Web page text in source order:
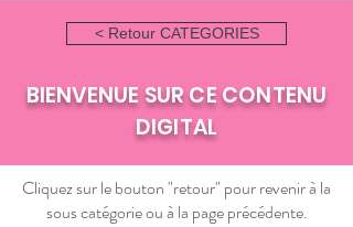
< Retour CATEGORIES
BIENVENUE SUR CE CONTENU
DIGITAL
Cliquez sur le bouton "retour" pour revenir à la
sous catégorie ou à la page précédente.